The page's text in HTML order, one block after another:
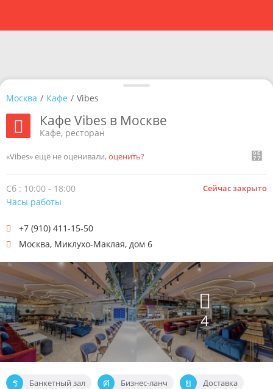
4
Банкетный зал Бизнес-ланч Доставка
Москва / Кафе / Vibes
Кафе Vibes в Москве
Кафе, ресторан
«Vibes» ещё не оценивали, оценить?
+7 (910) 411-15-50
Москва, Миклухо-Маклая, дом 6
Сейчас закрыто
Сб : 10:00 - 18:00
Часы работы